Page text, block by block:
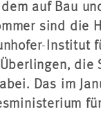
auf Bau
sind die
-Institut
Das im